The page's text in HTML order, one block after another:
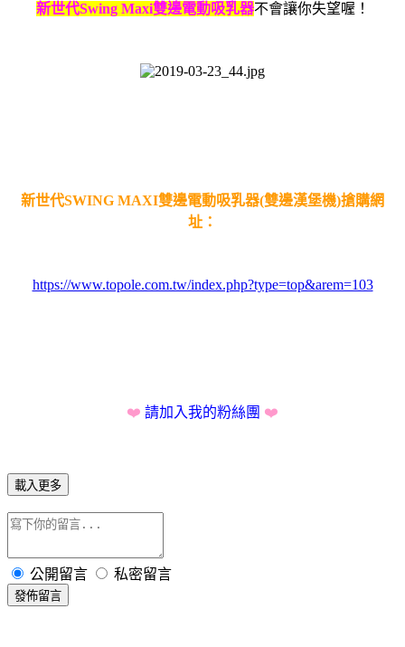
新世代Swing Maxi雙邊電動吸乳器不會讓你失望喔！
新世代SWING MAXI雙邊電動吸乳器(雙邊漢堡機)搶購網
址：
https://www.topole.com.tw/index.php?type=top&arem=103
❤️ 請加入我的粉絲團 ❤️
載入更多
公開留言 私密留言
發佈留言